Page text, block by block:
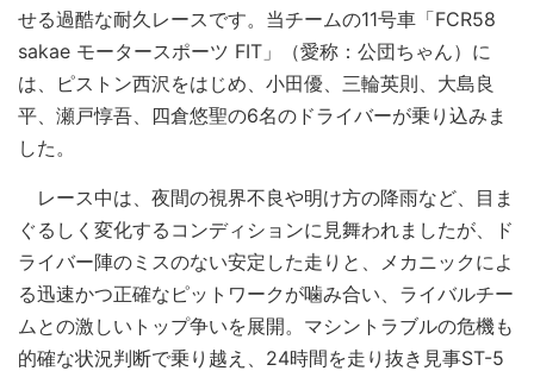
せる過酷な耐久レースです。当チームの11号車「FCR58
sakae モータースポーツ FIT」（愛称：公団ちゃん）に
は、ピストン西沢をはじめ、小田優、三輪英則、大島良
平、瀬戸惇吾、四倉悠聖の6名のドライバーが乗り込みま
した。
レース中は、夜間の視界不良や明け方の降雨など、目ま
ぐるしく変化するコンディションに見舞われましたが、ド
ライバー陣のミスのない安定した走りと、メカニックによ
る迅速かつ正確なピットワークが噛み合い、ライバルチー
ムとの激しいトップ争いを展開。マシントラブルの危機も
的確な状況判断で乗り越え、24時間を走り抜き見事ST-5